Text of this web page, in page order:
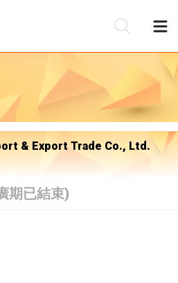
& Export Trade Co., Ltd.
期已結束)